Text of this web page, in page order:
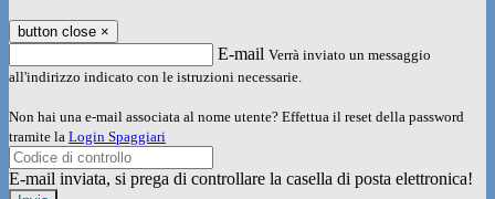
button close ×
E-mail Verrà inviato un messaggio
all'indirizzo indicato con le istruzioni necessarie.
Non hai una e-mail associata al nome utente? Effettua il reset della password
tramite la Login Spaggiari
E-mail inviata, si prega di controllare la casella di posta elettronica!